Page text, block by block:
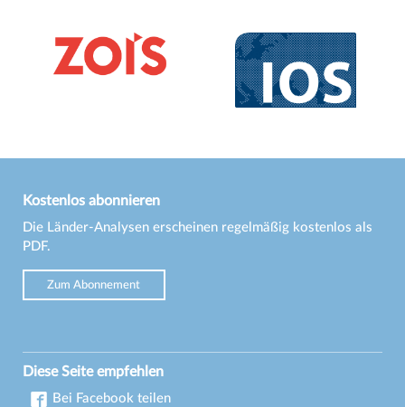
Kostenlos abonnieren
Die Länder-Analysen erscheinen regelmäßig kostenlos als
PDF.
Zum Abonnement
Diese Seite empfehlen
Bei Facebook teilen